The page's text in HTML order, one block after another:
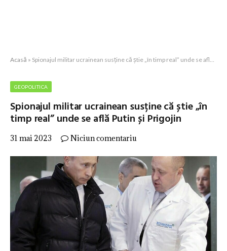
Acasă » Spionajul militar ucrainean susține că știe „în timp real” unde se află Putin și Prigojin
GEOPOLITICA
Spionajul militar ucrainean susține că știe „în
timp real” unde se află Putin și Prigojin
31 mai 2023 Niciun comentariu